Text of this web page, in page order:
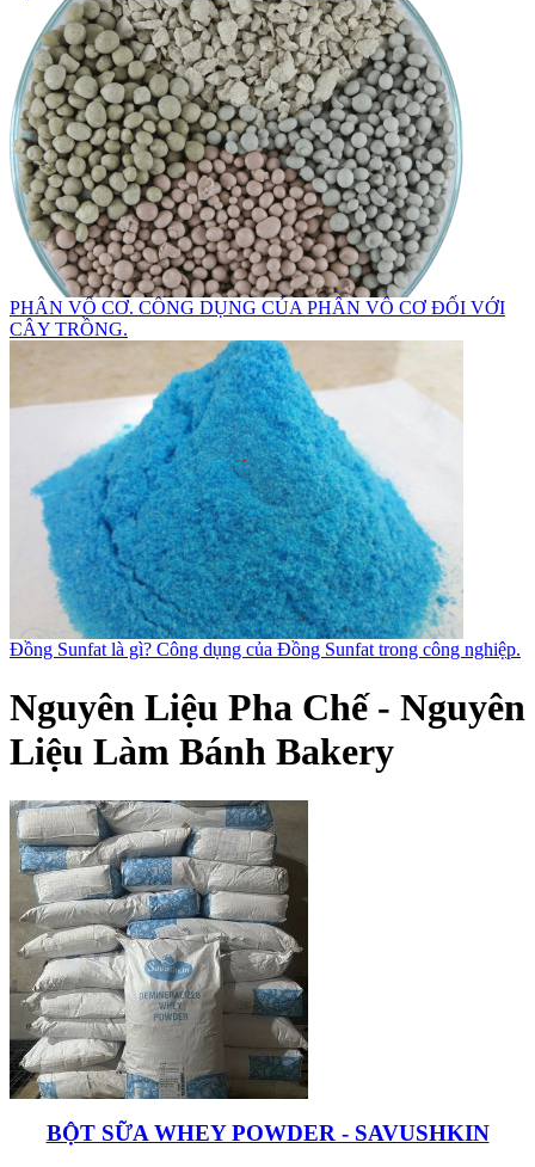
PHÂN VÔ CƠ. CÔNG DỤNG CỦA PHÂN VÔ CƠ ĐỐI VỚI
CÂY TRỒNG.
Đồng Sunfat là gì? Công dụng của Đồng Sunfat trong công nghiệp.
Nguyên Liệu Pha Chế - Nguyên
Liệu Làm Bánh Bakery
BỘT SỮA WHEY POWDER - SAVUSHKIN